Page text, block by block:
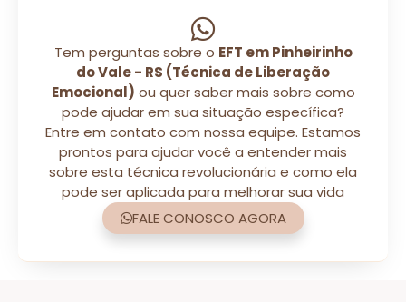
Tem perguntas sobre o EFT em Pinheirinho
do Vale - RS (Técnica de Liberação
Emocional) ou quer saber mais sobre como
pode ajudar em sua situação específica?
Entre em contato com nossa equipe. Estamos
prontos para ajudar você a entender mais
sobre esta técnica revolucionária e como ela
pode ser aplicada para melhorar sua vida
FALE CONOSCO AGORA